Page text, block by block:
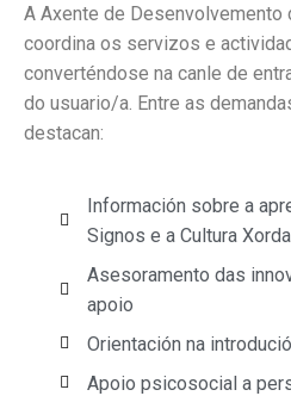
A Axente de Desenvolvemento
coordina os servizos e
converténdose na canle de
do usuario/a. Entre as
destacan:
Información sobre a
Signos e a Cultura Xorda
Asesoramento das
apoio
Orientación na
Apoio psicosocial a